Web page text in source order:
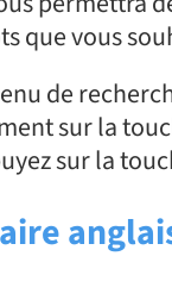
que vous
de
sur la
sur la